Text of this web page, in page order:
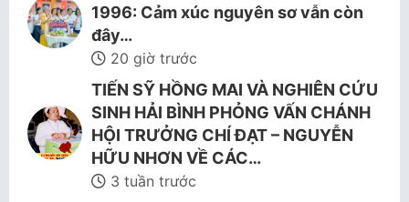
1996: Cảm xúc nguyên sơ vẫn còn
đây…
20 giờ trước
TIẾN SỸ HỒNG MAI VÀ NGHIÊN CỨU
SINH HẢI BÌNH PHỎNG VẤN CHÁNH
HỘI TRƯỞNG CHÍ ĐẠT – NGUYỄN
HỮU NHƠN VỀ CÁC…
3 tuần trước